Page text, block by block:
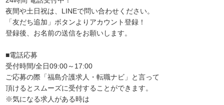
夜間や土日祝は、LINEで問い合わせください。
「友だち追加」ボタンよりアカウント登録！
登録後、お名前の送信をお願いします。
■電話応募
受付時間/全日09:00～17:00
ご応募の際「福島介護求人・転職ナビ」と言って
頂けるとスムーズに受付することができます。
※気になる求人がある時は